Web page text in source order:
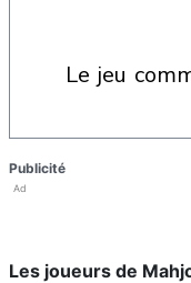
le jeu
Publicité
Ad
Les joueurs de